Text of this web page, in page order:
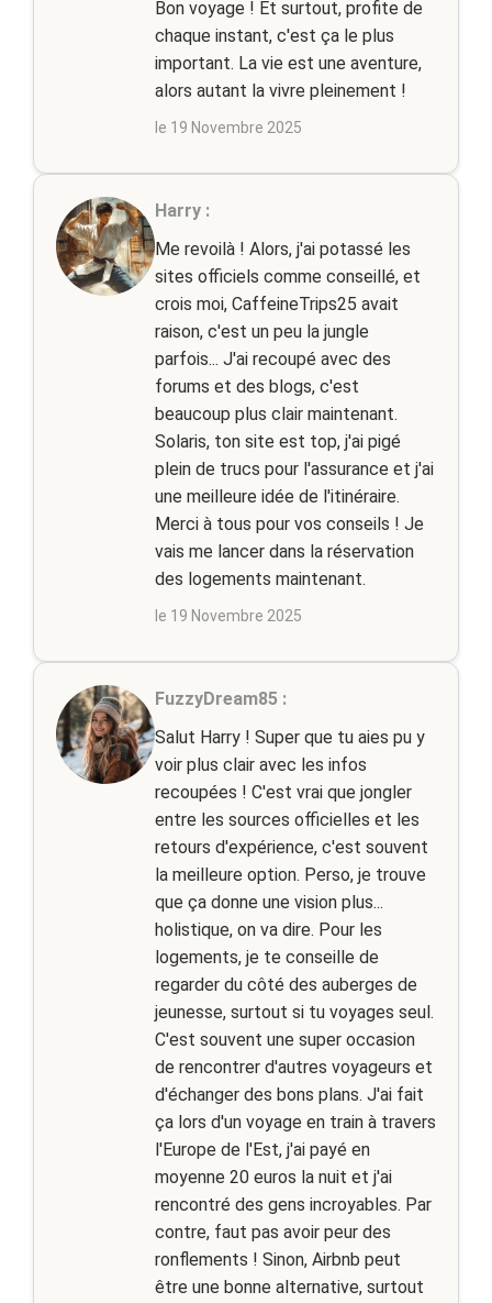
Bon voyage ! Et surtout, profite de
chaque instant, c'est ça le plus
important. La vie est une aventure,
alors autant la vivre pleinement !
le 19 Novembre 2025
Harry :
Me revoilà ! Alors, j'ai potassé les
sites officiels comme conseillé, et
crois moi, CaffeineTrips25 avait
raison, c'est un peu la jungle
parfois... J'ai recoupé avec des
forums et des blogs, c'est
beaucoup plus clair maintenant.
Solaris, ton site est top, j'ai pigé
plein de trucs pour l'assurance et j'ai
une meilleure idée de l'itinéraire.
Merci à tous pour vos conseils ! Je
vais me lancer dans la réservation
des logements maintenant.
le 19 Novembre 2025
FuzzyDream85 :
Salut Harry ! Super que tu aies pu y
voir plus clair avec les infos
recoupées ! C'est vrai que jongler
entre les sources officielles et les
retours d'expérience, c'est souvent
la meilleure option. Perso, je trouve
que ça donne une vision plus...
holistique, on va dire. Pour les
logements, je te conseille de
regarder du côté des auberges de
jeunesse, surtout si tu voyages seul.
C'est souvent une super occasion
de rencontrer d'autres voyageurs et
d'échanger des bons plans. J'ai fait
ça lors d'un voyage en train à travers
l'Europe de l'Est, j'ai payé en
moyenne 20 euros la nuit et j'ai
rencontré des gens incroyables. Par
contre, faut pas avoir peur des
ronflements ! Sinon, Airbnb peut
être une bonne alternative, surtout